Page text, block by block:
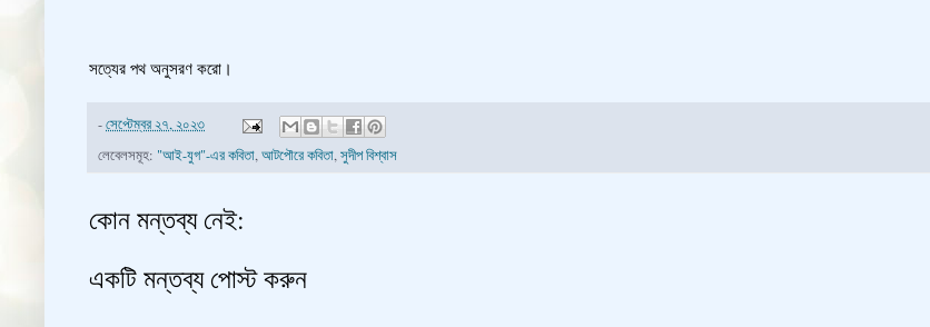
সত্যের পথ অনুসরণ করো।
-সেপ্টেম্বর ২৭, ২০২৩
লেবেলসমূহ: "আই-যুগ"-এর কবিতা,আটপৌরে কবিতা,সুদীপ বিশ্বাস
কোন মন্তব্য নেই:
একটি মন্তব্য পোস্ট করুন